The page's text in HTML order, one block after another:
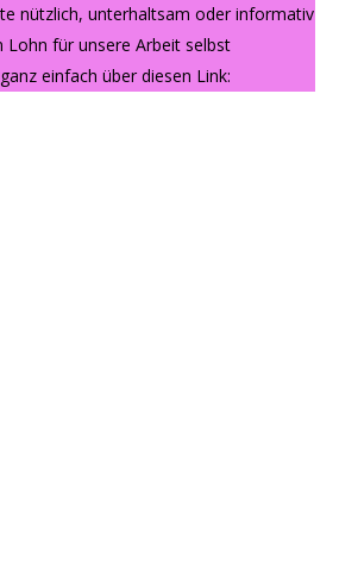
nützlich, unterhaltsam oder informativ
Lohn für unsere Arbeit selbst
einfach über diesen Link: